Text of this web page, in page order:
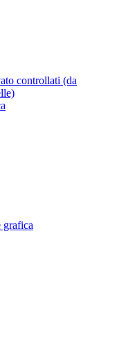
controllati (da
grafica